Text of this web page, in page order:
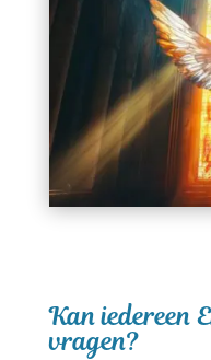
Kan iedereen
vragen?